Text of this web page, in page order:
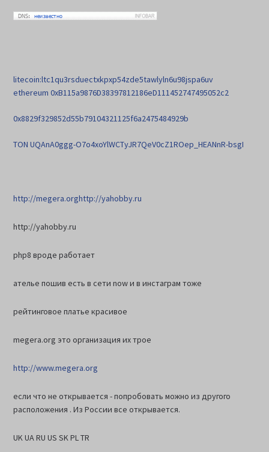
litecoin:ltc1qu3rsduectxkpxp54zde5tawlyln6u98jspa6uv
ethereum 0xB115a9876D38397812186eD111452747495052c2
0x8829f329852d55b79104321125f6a2475484929b
TON UQAnA0ggg-O7o4xoYlWCTyJR7QeV0cZ1ROep_HEANnR-bsgI
http://megera.orghttp://yahobby.ru
http://yahobby.ru
php8 вроде работает
ателье пошив есть в сети now и в инстаграм тоже
рейтинговое платье красивое
megera.org это организация их трое
http://www.megera.org
если что не открывается - попробовать можно из другого
расположения . Из России все открывается.
UK UA RU US SK PL TR